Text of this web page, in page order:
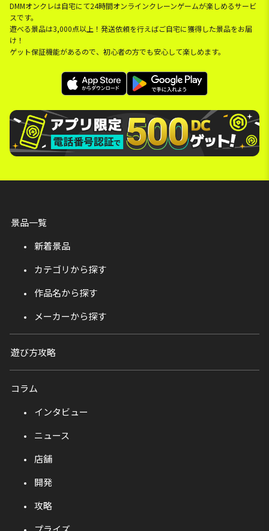
DMMオンクレは自宅にて24時間オンラインクレーンゲームが楽しめるサービ
スです。
遊べる景品は3,000点以上！発送依頼を行えばご自宅に獲得した景品をお届
け！
ゲット保証機能があるので、初心者の方でも安心して楽しめます。
景品一覧
新着景品
カテゴリから探す
作品名から探す
メーカーから探す
遊び方攻略
コラム
インタビュー
ニュース
店舗
開発
攻略